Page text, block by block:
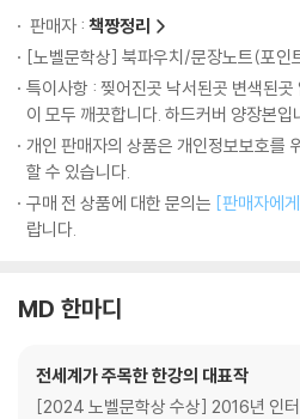
판매자 : 책짱정리
[노벨문학상] 북파우치/문장노트(포인
특이사항 : 찢어진곳 낙서된곳 변색된
이 모두 깨끗합니다. 하드커버 양장본입
개인 판매자의 상품은 개인정보보호를
할 수 있습니다.
구매 전 상품에 대한 문의는 [판매자에
랍니다.
MD 한마디
전세계가 주목한 한강의 대표작
[2024 노벨문학상 수상] 2016년 인